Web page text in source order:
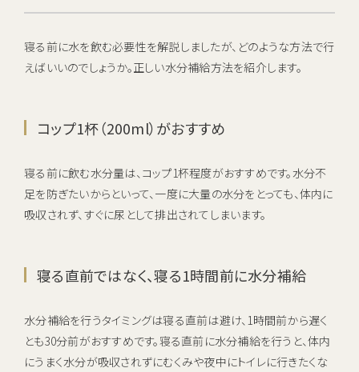
寝る前に水を飲む必要性を解説しましたが、どのような方法で行
えばいいのでしょうか。正しい水分補給方法を紹介します。
コップ1杯（200ml）がおすすめ
寝る前に飲む水分量は、コップ1杯程度がおすすめです。水分不
足を防ぎたいからといって、一度に大量の水分をとっても、体内に
吸収されず、すぐに尿として排出されてしまいます。
寝る直前ではなく、寝る1時間前に水分補給
水分補給を行うタイミングは寝る直前は避け、1時間前から遅く
とも30分前がおすすめです。寝る直前に水分補給を行うと、体内
にうまく水分が吸収されずにむくみや夜中にトイレに行きたくな